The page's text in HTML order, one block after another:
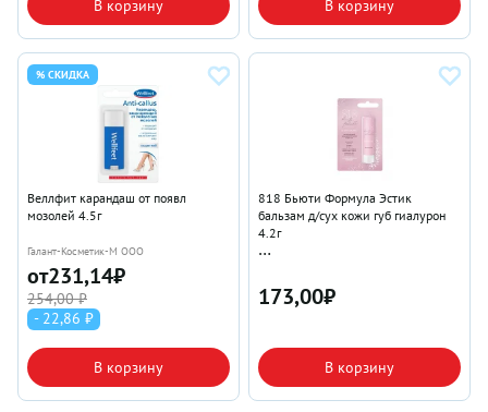
В корзину В корзину
% СКИДКА
Веллфит карандаш от появл
мозолей 4.5г
Галант-Косметик-М ООО
от231,14₽
254,00 ₽
- 22,86 ₽
В корзину
818 Бьюти Формула Эстик
бальзам д/сух кожи губ гиалурон
4.2г
173,00₽
В корзину